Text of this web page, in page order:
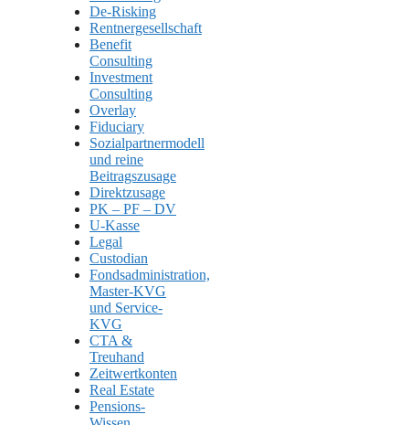
De-Risking
Rentnergesellschaft
Benefit
Consulting
Investment
Consulting
Overlay
Fiduciary
Sozialpartnermodell
und reine
Beitragszusage
Direktzusage
PK – PF – DV
U-Kasse
Legal
Custodian
Fondsadministration,
Master-KVG
und Service-
KVG
CTA &
Treuhand
Zeitwertkonten
Real Estate
Pensions-